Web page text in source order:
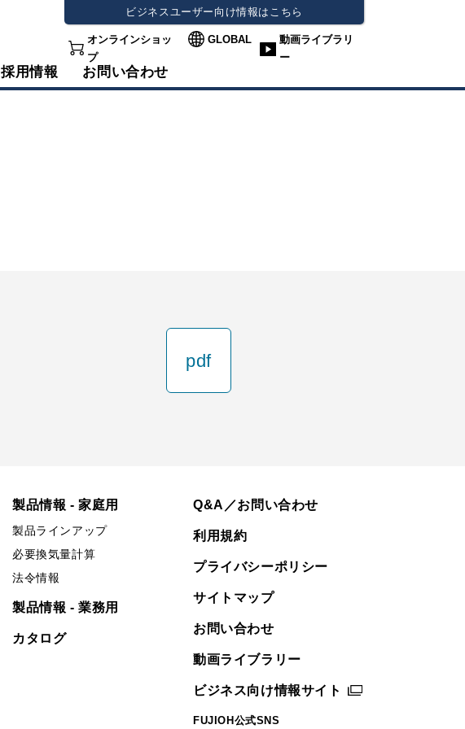
ビジネスユーザー向け情報はこちら
オンラインショッ
プ
GLOBAL
動画ライブラリ
ー
採用情報 お問い合わせ
pdf
製品情報 - 家庭用
製品ラインアップ
必要換気量計算
法令情報
製品情報 - 業務用
カタログ
Q&A／お問い合わせ
利用規約
プライバシーポリシー
サイトマップ
お問い合わせ
動画ライブラリー
ビジネス向け情報サイト
FUJIOH公式SNS